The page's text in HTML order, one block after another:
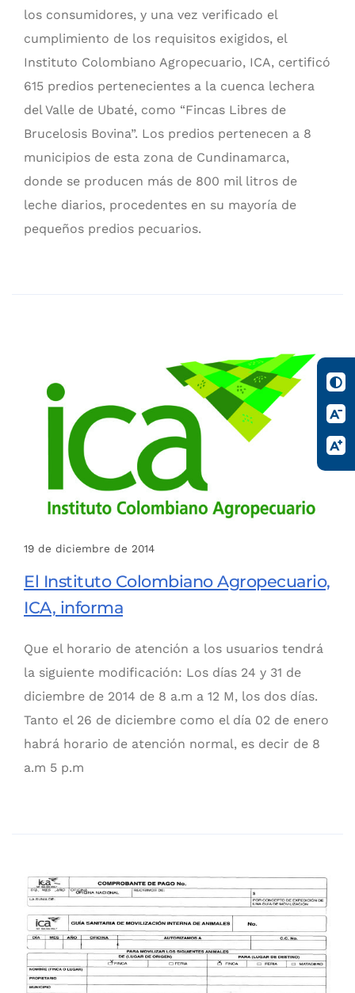
los consumidores, y una vez verificado el
cumplimiento de los requisitos exigidos, el
Instituto Colombiano Agropecuario, ICA, certificó
615 predios pertenecientes a la cuenca lechera
del Valle de Ubaté, como “Fincas Libres de
Brucelosis Bovina”. Los predios pertenecen a 8
municipios de esta zona de Cundinamarca,
donde se producen más de 800 mil litros de
leche diarios, procedentes en su mayoría de
pequeños predios pecuarios.
19 de diciembre de 2014
El Instituto Colombiano Agropecuario,
ICA, informa
Que el horario de atención a los usuarios tendrá
la siguiente modificación: Los días 24 y 31 de
diciembre de 2014 de 8 a.m a 12 M, los dos días.
Tanto el 26 de diciembre como el día 02 de enero
habrá horario de atención normal, es decir de 8
a.m 5 p.m